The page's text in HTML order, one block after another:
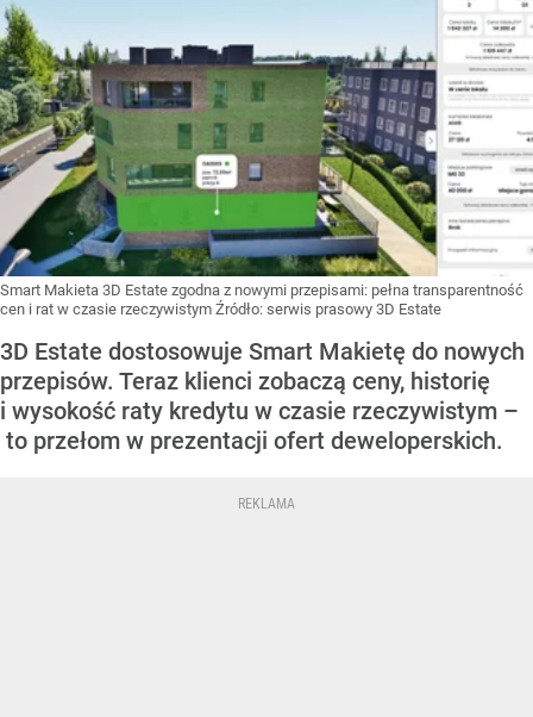
Smart Makieta 3D Estate zgodna z nowymi przepisami: pełna transparentność
cen i rat w czasie rzeczywistym Źródło: serwis prasowy 3D Estate
3D Estate dostosowuje Smart Makietę do nowych
przepisów. Teraz klienci zobaczą ceny, historię
i wysokość raty kredytu w czasie rzeczywistym –
to przełom w prezentacji ofert deweloperskich.